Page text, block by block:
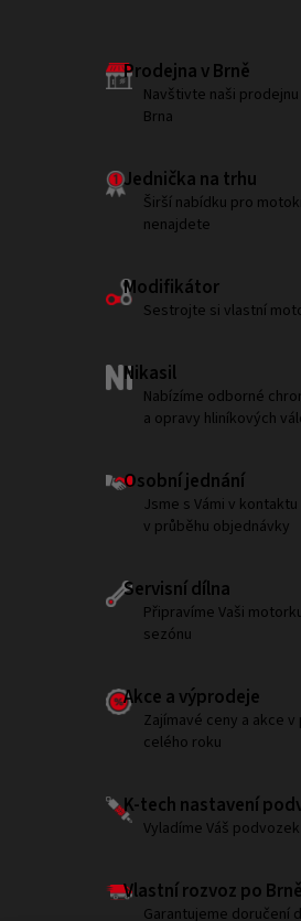
Prodejna v Brně
Navštivte naši
Brna
Jednička na trhu
Širší nabídku pro
nenajdete
Modifikátor
Sestrojte si vlastní
Nikasil
Nabízíme odborné
a opravy hliníkových
Osobní jednání
Jsme s Vámi v kontaktu
v průběhu objednávky
Servisní dílna
Připravíme Vaši
sezónu
Akce a výprodeje
Zajímavé ceny a akce v
celého roku
K-tech nastavení
Vyladíme Váš podvozek
Vlastní rozvoz po Brně
Garantujeme doručení